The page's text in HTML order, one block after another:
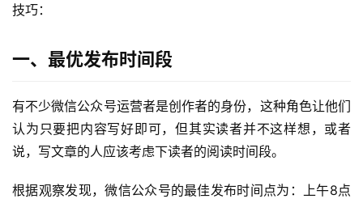
技巧：
一、最优发布时间段
有不少微信公众号运营者是创作者的身份，这种角色让他们
认为只要把内容写好即可，但其实读者并不这样想，或者
说，写文章的人应该考虑下读者的阅读时间段。
根据观察发现，微信公众号的最佳发布时间点为：上午8点